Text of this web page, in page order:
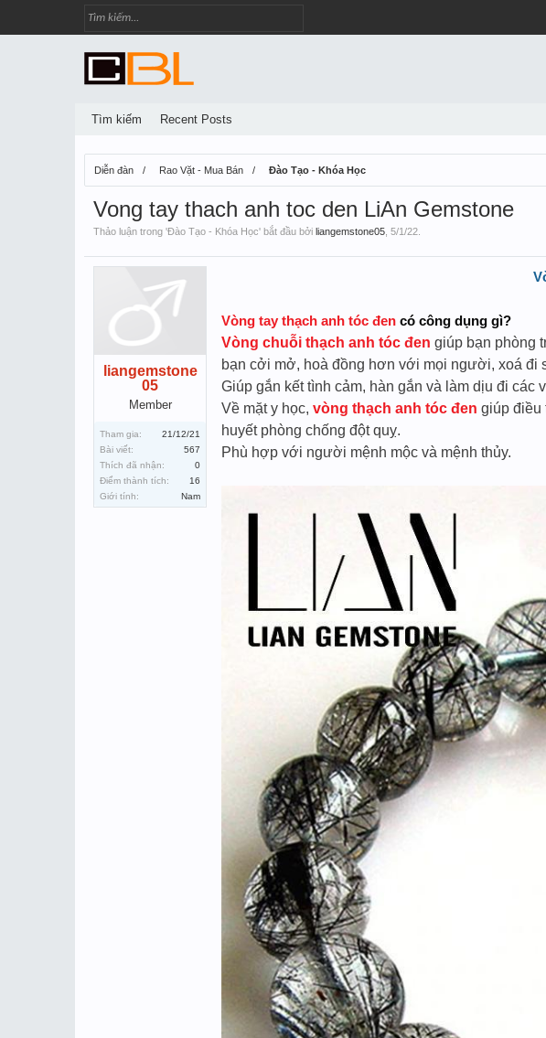
Diễn đàn Rao Vặt - Mua Bán Đào Tạo - Khóa Học
Vong tay thach anh toc den LiAn Gemstone
Thảo luận trong 'Đào Tạo - Khóa Học' bắt đầu bởi liangemstone05 5/1/22
liangemstone
05
Member
Tham gia:
21/12/21
Bài viết:
567
Thích đã nhận:
0
Điểm thành tích:
16
Giới tính:
Nam
Vòng tay thạch anh tóc đen có công dụng gì?
Vòng chuỗi thạch anh tóc đen giúp bạn phòng
bạn cởi mở, hoà đồng hơn với mọi người, xoá đi
Giúp gắn kết tình cảm, hàn gắn và làm dịu đi các
Về mặt y học, vòng thạch anh tóc đen giúp điều
huyết phòng chống đột quỵ.
Phù hợp với người mệnh mộc và mệnh thủy.
Tìm kiếm Recent Posts